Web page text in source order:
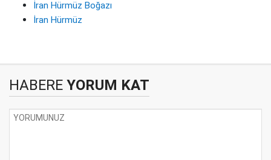
İran Hürmüz Boğazı
İran Hürmüz
HABERE YORUM KAT